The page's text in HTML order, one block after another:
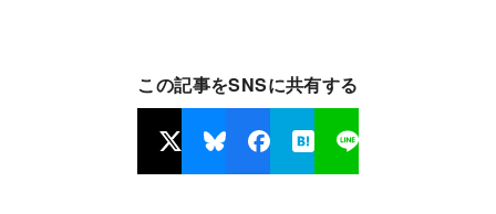
この記事をSNSに共有する